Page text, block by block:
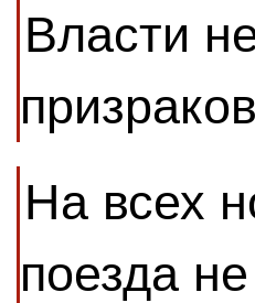
Власти
На всех
поезда